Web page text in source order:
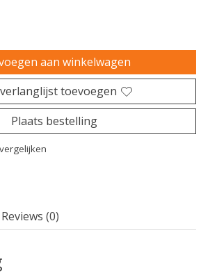
aan winkelwagen
toevoegen
Plaats bestelling
Reviews (0)